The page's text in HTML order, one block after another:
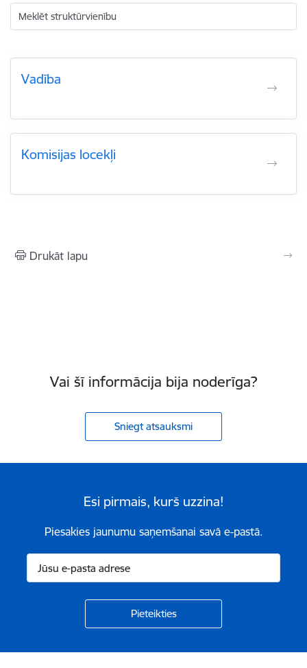
Meklēt struktūrvienību
Vadība
Komisijas locekļi
Drukāt lapu
Vai šī informācija bija noderīga?
Sniegt atsauksmi
Esi pirmais, kurš uzzina!
Piesakies jaunumu saņemšanai savā e-pastā.